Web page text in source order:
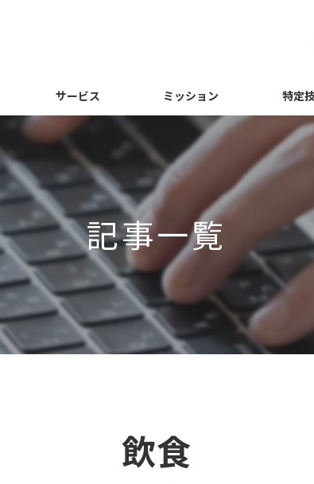
サービス ミッション
ミャンマー
インドネシア
特定
記事一覧
飲食